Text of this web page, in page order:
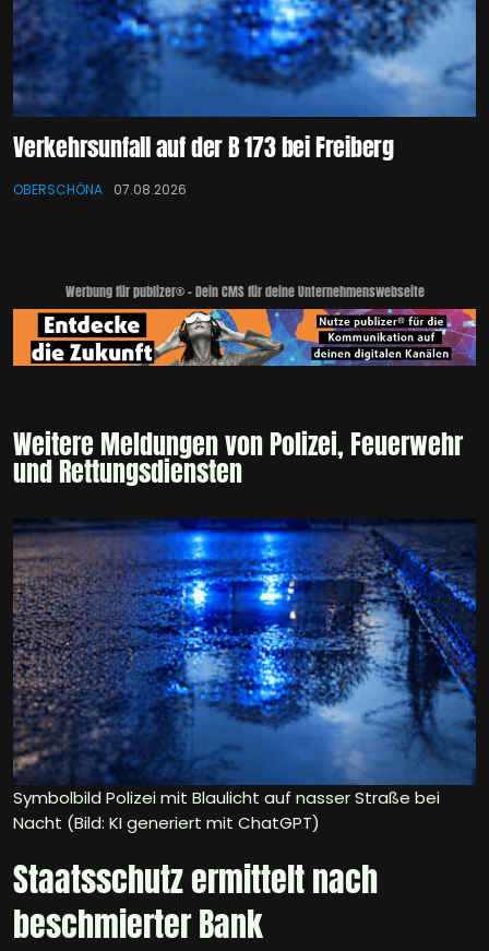
Verkehrsunfall auf der B 173 bei Freiberg
OBERSCHÖNA 07.08.2026
Werbung für publizer® - Dein CMS für deine Unternehmenswebseite
Weitere Meldungen von Polizei, Feuerwehr
und Rettungsdiensten
Symbolbild Polizei mit Blaulicht auf nasser Straße bei
Nacht (Bild: KI generiert mit ChatGPT)
Staatsschutz ermittelt nach
beschmierter Bank